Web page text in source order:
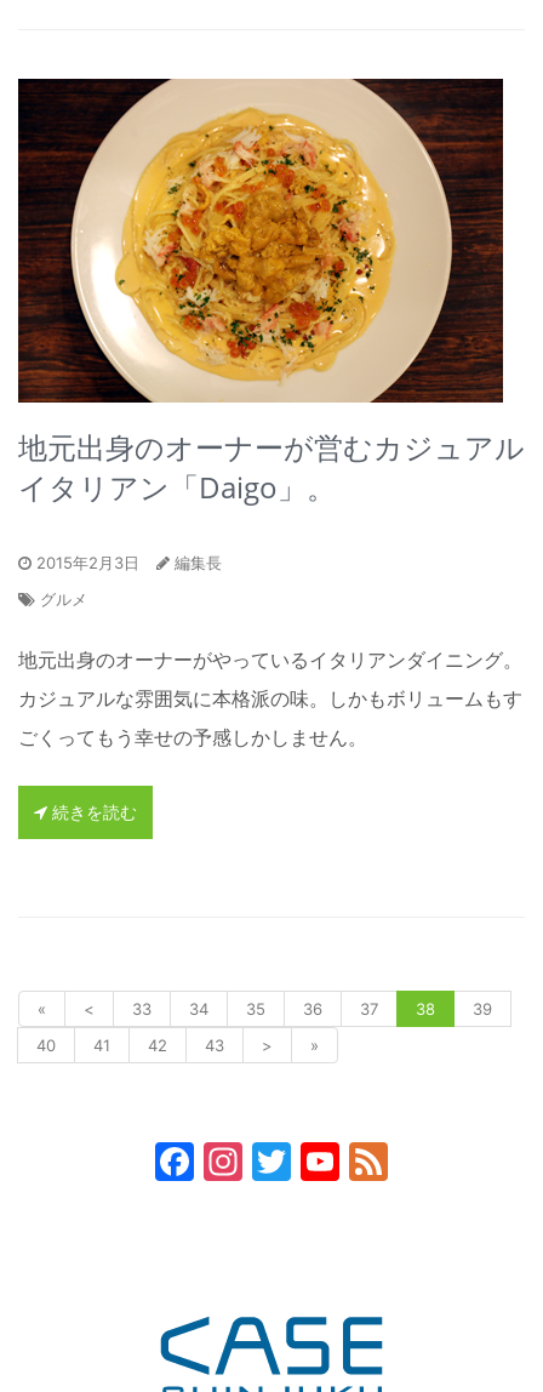
地元出身のオーナーが営むカジュアル
イタリアン「Daigo」。
2015年2月3日
編集長
グルメ
地元出身のオーナーがやっているイタリアンダイニング。
カジュアルな雰囲気に本格派の味。しかもボリュームもす
ごくってもう幸せの予感しかしません。
続きを読む
« < 33 34 35 36 37 38
39
40
41 42 43 > »
Facebook
Instagram
TwitterYouTube